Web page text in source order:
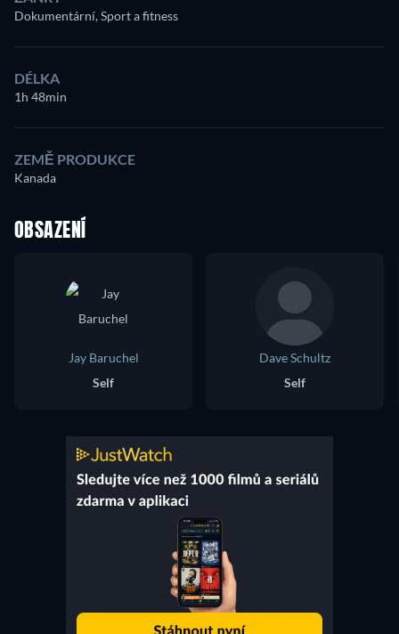
Dokumentární, Sport a fitness
DÉLKA
1h 48min
ZEMĚ PRODUKCE
Kanada
OBSAZENÍ
Jay Baruchel
Self
Dave Schultz
Self